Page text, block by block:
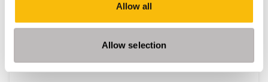
Allow all
Allow selection
Locatie:
Breukelen
Volg de Modular Executive MBA in Business &
Sustainable Transitions en leid duurzame